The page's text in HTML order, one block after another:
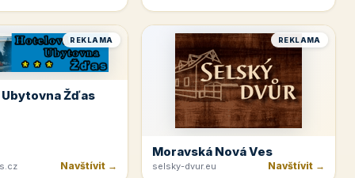
REKLAMA
Žďas
Navštívit →
REKLAMA
Moravská Nová Ves
selsky-dvur.eu Navštívit →